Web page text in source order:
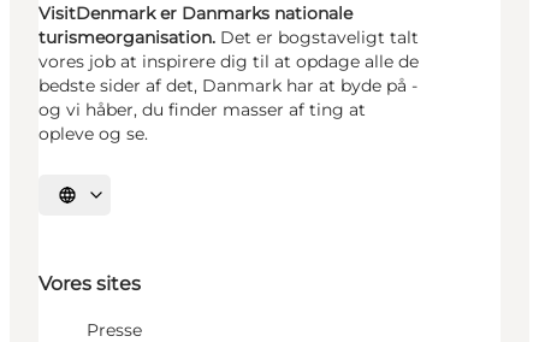
VisitDenmark er Danmarks nationale
turismeorganisation. Det er bogstaveligt talt
vores job at inspirere dig til at opdage alle de
bedste sider af det, Danmark har at byde på -
og vi håber, du finder masser af ting at
opleve og se.
Vælg sprog
Vores sites
Presse